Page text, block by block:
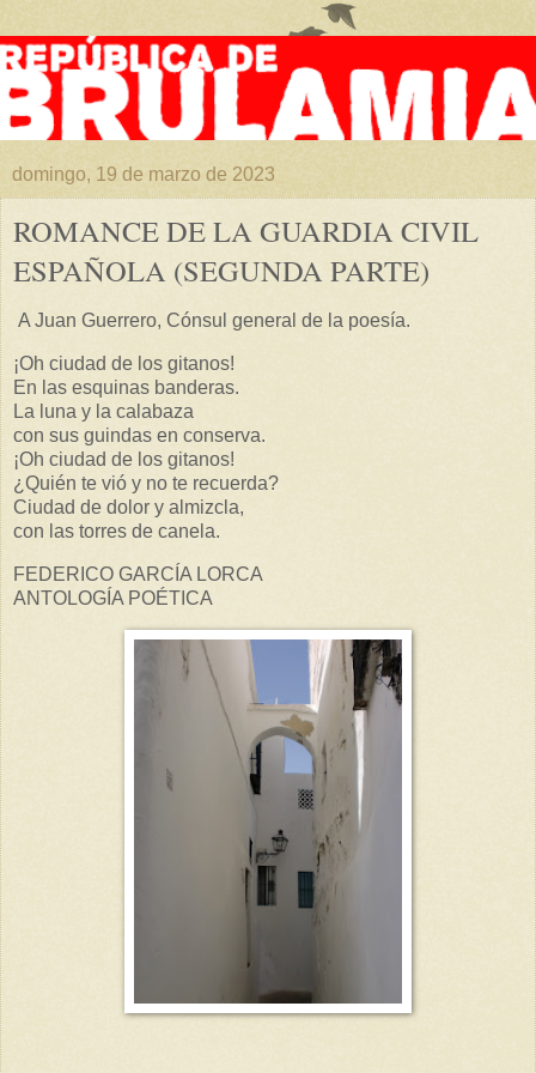
domingo, 19 de marzo de 2023
ROMANCE DE LA GUARDIA CIVIL
ESPAÑOLA (SEGUNDA PARTE)
A Juan Guerrero, Cónsul general de la poesía.
¡Oh ciudad de los gitanos!
En las esquinas banderas.
La luna y la calabaza
con sus guindas en conserva.
¡Oh ciudad de los gitanos!
¿Quién te vió y no te recuerda?
Ciudad de dolor y almizcla,
con las torres de canela.
FEDERICO GARCÍA LORCA
ANTOLOGÍA POÉTICA